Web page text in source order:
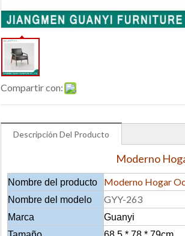
Compartir con:
Descripción Del Producto
Moderno
Nombre del producto Moderno Hogar
Nombre del modelo GYY-263
Marca
Guanyi